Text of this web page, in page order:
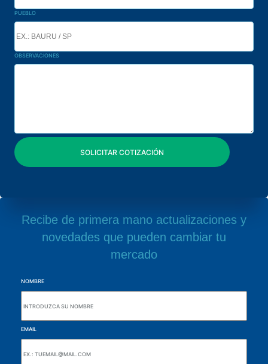
PUEBLO
OBSERVACIONES
Recibe de primera mano actualizaciones y
novedades que pueden cambiar tu
mercado
NOMBRE
EMAIL